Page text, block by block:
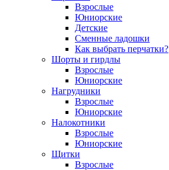
Взрослые
Юниорские
Детские
Сменные ладошки
Как выбрать перчатки?
Шорты и гирдлы
Взрослые
Юниорские
Нагрудники
Взрослые
Юниорские
Налокотники
Взрослые
Юниорские
Щитки
Взрослые